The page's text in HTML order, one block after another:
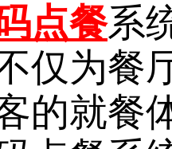
点餐系
仅为餐
的就餐